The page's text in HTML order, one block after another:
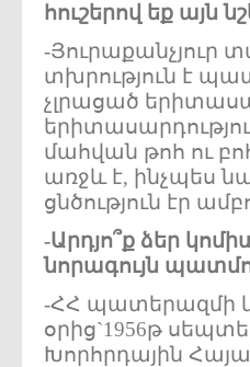
հուշերով եք այն
-Յուրաքանչյուր
տխրություն է
չլրացած
մահվան թոհ ու
առջև է, ինչպես
ցնծություն էր
-Արդյո՞ք ձեր
նորագույն
-ՀՀ պատերազմի և
օրից`1956թ
Խորհրդային